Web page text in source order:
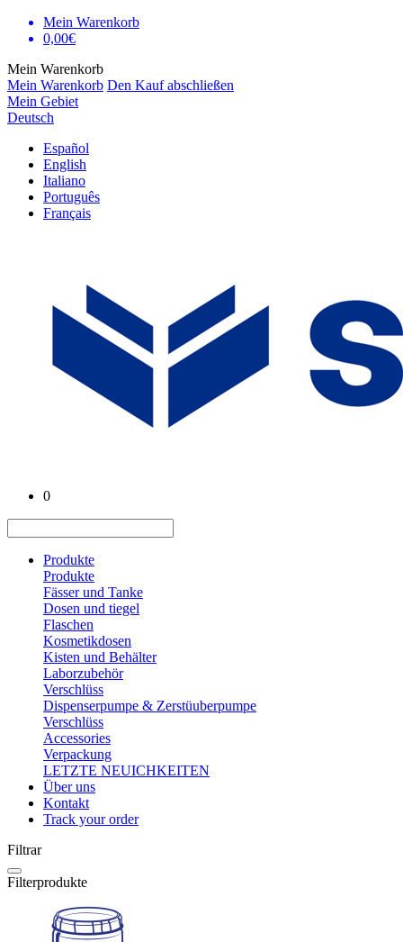
Mein Warenkorb
0,00€
Mein Warenkorb
Mein Warenkorb Den Kauf abschließen
Mein Gebiet
Deutsch
Español
English
Italiano
Português
Français
0
Produkte
Produkte
Fässer und Tanke
Dosen und tiegel
Flaschen
Kosmetikdosen
Kisten und Behälter
Laborzubehör
Verschlüss
Dispenserpumpe & Zerstüuberpumpe
Verschlüss
Accessories
Verpackung
LETZTE NEUICHKEITEN
Über uns
Kontakt
Track your order
Filtrar
Filterprodukte